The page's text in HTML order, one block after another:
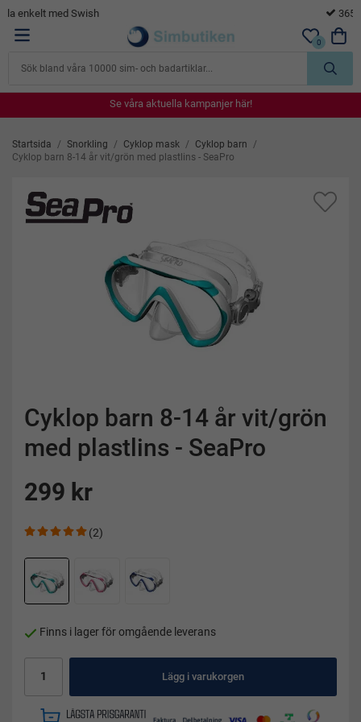
0
Se våra aktuella kampanjer här!
Se våra aktuella kampanjer här!
Se våra aktuella kampanjer här!
Se våra aktuella kampanjer här!
Startsida / Snorkling / Cyklop mask / Cyklop barn
/
Cyklop barn 8-14 år vit/grön med plastlins - SeaPro
Cyklop barn 8-14 år vit/grön
med plastlins - SeaPro
299 kr
(2)
Finns i lager för omgående leverans
Lägg i varukorgen